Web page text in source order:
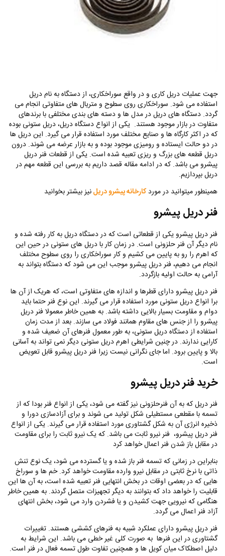
جهت عملیات دریل کاری و در واقع سوراخکاری، از دستگاه به نام دریل
استفاده می شود. سوراخکاری روی سطوح و متریال های متفاوتی انجام می
گردد. دستگاه های دریل در مدل ها و دسته های بندی مختلفی با برندهای
متفاوت در بازار موجود هستند. یکی از انواع دستگاه دریل، دریل ستونی بوده
که در اکثر کارگاه ها و صنایع مختلف مورد استفاده قرار می گیرد. این دریل ها
در دو حالت ایستاده و رومیزی موجود بوده و به بازار عرضه می شوند. درون
دریل قطعه های بزرگ و ریزی تعبیه شده است. یکی از قطعات فنر دریل
پیشرو می باشد. که در ادامه مقاله قصد داریم به بررسی این قطعه مهم در
دریل بپردازیم.
همینطور میتوانید در موردکارخانه پیشرو دریلنیز بیشتر بخوانید
فنر دریل پیشرو
فنر دریل پیشرو یکی‌ از قطعاتی است که در دستگاه دریل به کار رفته شده و
نام دیگر آن فنر حلزونی است. در زمان کار‌ با دریل های ستونی در حین این
که اهرم‌ را رو به پایین می کشیم و کار سوراخکاری را روی سطوح مختلف
انجام می‌ دهیم، فنر‌ دریل پیشرو موجب این می شود که دستگاه بتواند به
آرامی‌ به حالت اولیه بازگردد.
فنر دریل پیشرو دارای قطرها و اندازه های متفاوتی است، که هریک از آن ها
برا انواع دریل ستونی مورد استفاده قرار می گیرند. این نوع فنر حتما باید
دوام و مقاومت بسیار بالایی داشته باشد‌. به همین خاطر معمولا فنر دریل
پیشرو را از جنس های مقاوم همانند فولاد می سازند. بعد از مدت زمان
استفاده از دستگاه دریل ستونی، به طور معمول فنرهای آن ضعیف شده و
کارایی ندارند. در چنین‌ شرایطی اهرم دریل ستونی دیگر‌ نمی تواند به آسانی‌
بالا و پایین برود. اما جای نگرانی نیست زیرا فنر دریل پیشرو قابل تعویض
است.
خرید فنر دریل پیشرو
فنر دریل ‌که به آن فنر‌حلزونی نیز گفته می شود، یکی از انواع فنر بودا که از‌
تسمه با مقطعی مستطیلی شکل تولید می شوند و برای آزادسازی دورا و
ذخیره انرژی آن به شکل گشتاوری مورد استفاده قرار می گیرند. یکی از انواع
فنر دریل پیشرو، فنر نیرو ثابت می باشد. که یک نیرو ثابت را برای مقاومت
در مقابل باز شدن فنر اعمال خواهد کرد‌
بنابراین در زمانی که تسمه فنر باز شده و یا گسترده می شود، یک نوع تنش
ذاتی با نرخ ثابتی در مقابل نیرو وارده مقاومت خواهد کرد‌. خم ها و سوراخ
هایی که در بعضی اوقات در بخش انتهایی فنر تعبیه شده است، به آن ها این
قابلیت را خواهد داد که بتوانند به دیگر تجهیزات متصل گردند‌. به همین خاطر
هنگامی که نیرویی جهت کشیدن و یا فشردن وارد می شود، بخش انتهای
آزاد فنر اعمال می گردد.
فنر دریل پیشرو دارای عملکرد شبیه به فنرهای کششی هستند. تغییرات
گشتاوری در این فنرها به صورت کلی غیر خطی می باشد. این شرایط به
دلیل اصطکاک میان کویل ها و همچنین تفاوت طول تسمه فعال در فنر است.